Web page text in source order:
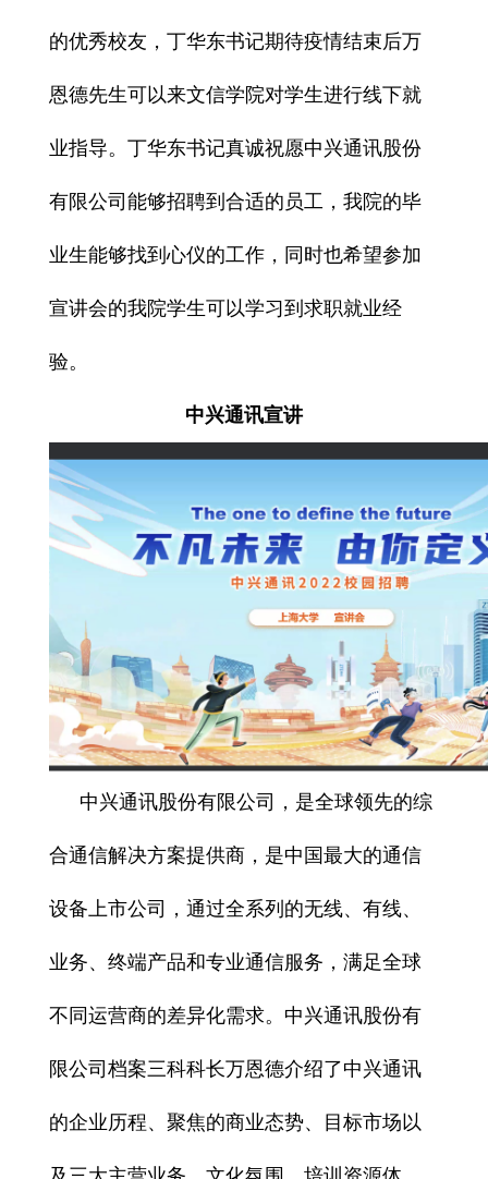
的优秀校友 ，丁华东书记期待疫情结束后万
恩德先生可以来文信学院对学生进行线下就
业指导。丁华东书记真诚祝愿中兴通讯股份
有限公司能够招聘到合适的员工，我院的毕
业生能够找到心仪的工作，同时也希望参加
宣讲会的我院学生可以学习到 求职就业经
验。
中兴通讯宣讲
中兴通讯股份有限公司， 是全球领先的综
合通信解决方案提供商，是中国最大的通信
设备上市公司，通过全系列的无线、有线、
业务、终端产品和专业通信服务，满足全球
不同运营商的差异化需求。中兴通讯股份有
限公司档案三科科长万恩德介绍了中兴通讯
的企业历程、聚焦的商业态势、目标市场以